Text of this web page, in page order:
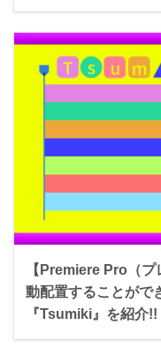
【Premiere Pro（
動配置することがで
『Tsumiki』を紹介!!